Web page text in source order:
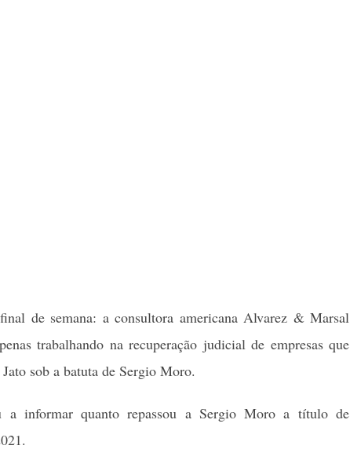
de semana: a consultora americana Alvarez & Marsal
trabalhando na recuperação judicial de empresas que
sob a batuta de Sergio Moro.
informar quanto repassou a Sergio Moro a título de